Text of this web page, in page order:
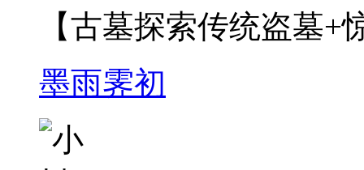
【古墓探索传统盗墓+
墨雨霁初